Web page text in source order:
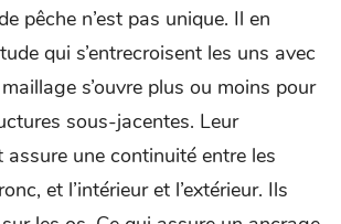
pêche n’est pas unique. Il en
qui s’entrecroisent les uns avec
s’ouvre plus ou moins pour
sous-jacentes. Leur
assure une continuité entre les
et l’intérieur et l’extérieur. Ils